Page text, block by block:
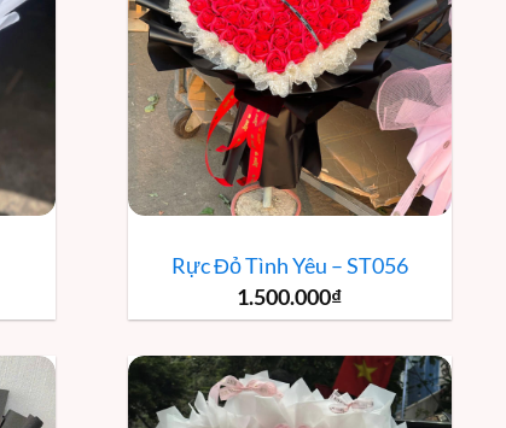
Rực Đỏ Tình Yêu – ST056
1.500.000₫